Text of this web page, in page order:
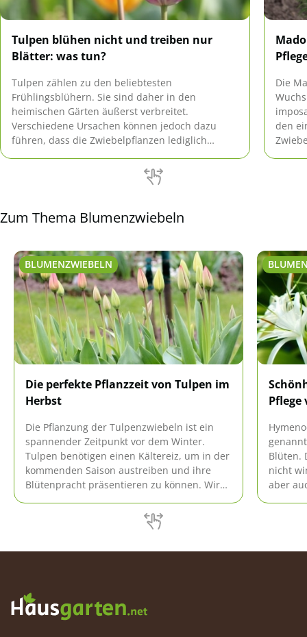
Tulpen blühen nicht und treiben nur
Blätter: was tun?
Tulpen zählen zu den beliebtesten
Frühlingsblühern. Sie sind daher in den
heimischen Gärten äußerst verbreitet.
Verschiedene Ursachen können jedoch dazu
führen, dass die Zwiebelpflanzen lediglich
diesem Fall zu tun ist, erfahren Sie hier.
Die
den
Zum Thema Blumenzwiebeln
BLUMENZWIEBELN
Die perfekte Pflanzzeit von Tulpen im
Herbst
Die Pflanzung der Tulpenzwiebeln ist ein
spannender Zeitpunkt vor dem Winter.
Tulpen benötigen einen Kältereiz, um in der
kommenden Saison austreiben und ihre
Blütenpracht präsentieren zu können. Wird
Pflege
Blüten.
nicht
aber